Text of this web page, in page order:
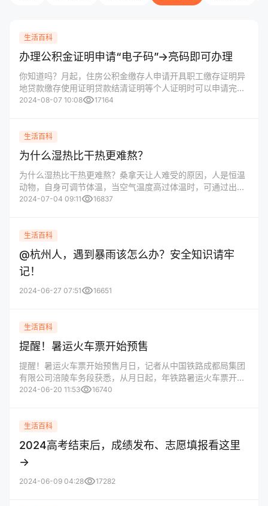
生活百科
办理公积金证明申请“电子码”→亮码即可办理
你知道吗？月起，住房公积金缴存人申请开具职工缴存证明异
地贷款缴存使用证明贷款结清证明等个人证明时可以申请完成
住房公积金个人业务办理电子码简称电子码
2024-08-07 10:08visibility17164
生活百科
为什么湿热比干热更难熬？
为什么湿热比干热更难熬？桑拿天让人难受的原因，人是恒温
动物，自身可调节体温，当空气温度高过体温时，可通过出汗
蒸发来散热降温。但当空气中温度和湿度均过高时，人体通过
2024-07-04 09:11visibility16837
生活百科
@杭州人，遇到暴雨该怎么办？安全知识请牢
记！
2024-06-27 07:51visibility16651
生活百科
提醒！暑运火车票开始预售
提醒！暑运火车票开始预售月日，记者从中国铁路成都局集团
有限公司涪陵车务段获悉，从月日起，年铁路暑运火车票开始
对外预售
2024-06-20 11:53visibility16740
生活百科
2024高考结束后，成绩发布、志愿填报看这里
→
2024-06-09 04:28visibility17282